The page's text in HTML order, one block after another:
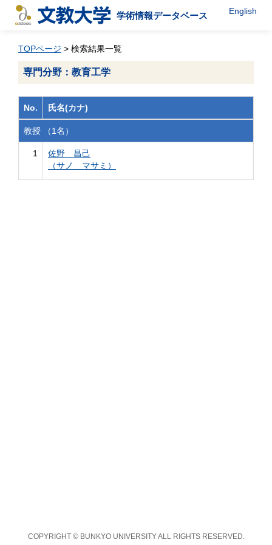
学術情報データベース English
TOPページ > 検索結果一覧
専門分野：教育工学
No. 氏名(カナ)
教授 （1名）
1
佐野 昌己
（サノ マサミ）
COPYRIGHT © BUNKYO UNIVERSITY ALL RIGHTS RESERVED.